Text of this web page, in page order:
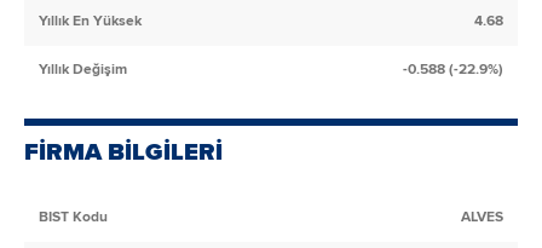
Yıllık En Yüksek 4.68
Yıllık Değişim -0.588 (-22.9%)
FİRMA BİLGİLERİ
BIST Kodu ALVES